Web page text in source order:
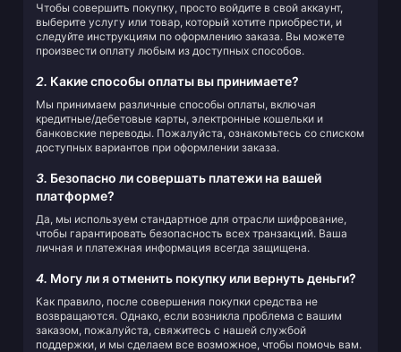
Чтобы совершить покупку, просто войдите в свой аккаунт,
выберите услугу или товар, который хотите приобрести, и
следуйте инструкциям по оформлению заказа. Вы можете
произвести оплату любым из доступных способов.
2. Какие способы оплаты вы принимаете?
Мы принимаем различные способы оплаты, включая
кредитные/дебетовые карты, электронные кошельки и
банковские переводы. Пожалуйста, ознакомьтесь со списком
доступных вариантов при оформлении заказа.
3. Безопасно ли совершать платежи на вашей
платформе?
Да, мы используем стандартное для отрасли шифрование,
чтобы гарантировать безопасность всех транзакций. Ваша
личная и платежная информация всегда защищена.
4. Могу ли я отменить покупку или вернуть деньги?
Как правило, после совершения покупки средства не
возвращаются. Однако, если возникла проблема с вашим
заказом, пожалуйста, свяжитесь с нашей службой
поддержки, и мы сделаем все возможное, чтобы помочь вам.